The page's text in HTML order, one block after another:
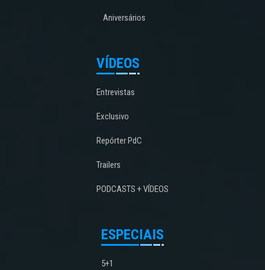
Aniversários
VÍDEOS
Entrevistas
Exclusivo
Repórter PdC
Trailers
PODCASTS + VÍDEOS
ESPECIAIS
5+1